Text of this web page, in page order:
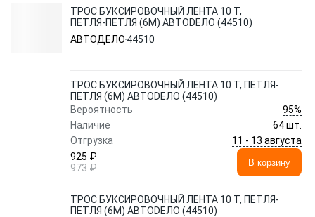
ТРОС БУКСИРОВОЧНЫЙ ЛЕНТА 10 Т,
ПЕТЛЯ-ПЕТЛЯ (6М) АВТОDЕЛО (44510)
АВТОДЕЛО 44510
ТРОС БУКСИРОВОЧНЫЙ ЛЕНТА 10 Т, ПЕТЛЯ-
ПЕТЛЯ (6М) АВТОDЕЛО (44510)
Вероятность
95%
Наличие
64 шт.
Отгрузка
11 - 13 августа
925 ₽
973 ₽
В корзину
ТРОС БУКСИРОВОЧНЫЙ ЛЕНТА 10 Т, ПЕТЛЯ-
ПЕТЛЯ (6М) АВТОDЕЛО (44510)